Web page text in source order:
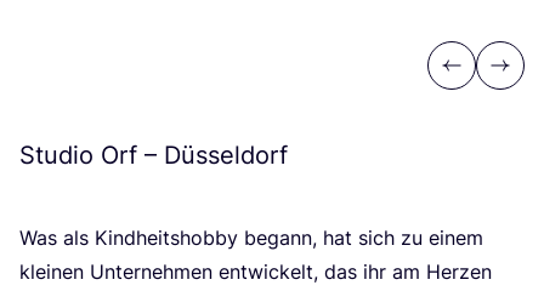
Previous
Next
Studio Orf – Düsseldorf
Was als Kind­heits­hob­by begann, hat sich zu einem
klei­nen Unter­neh­men ent­wi­ckelt, das ihr am Her­zen